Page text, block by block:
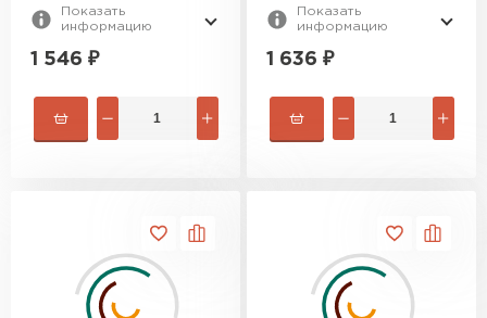
Показать
информацию
1 546 ₽
Показать
информацию
1 636 ₽